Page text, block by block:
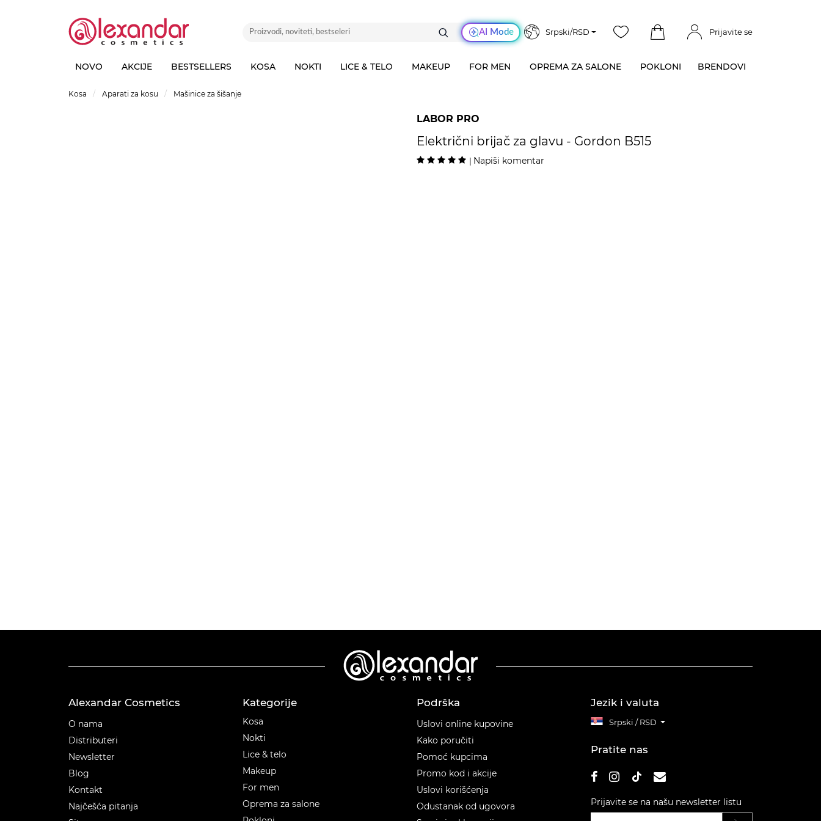
AI Mode Srpski/RSD Prijavite se
NOVO AKCIJE BESTSELLERS KOSA NOKTI LICE & TELO MAKEUP FOR MEN OPREMA ZA SALONE POKLONI BRENDOVI
Kosa Aparati za kosu Mašinice za šišanje
LABOR PRO
Električni brijač za glavu - Gordon B515
| Napiši komentar
Alexandar Cosmetics
O nama
Distributeri
Newsletter
Blog
Kontakt
Najčešća pitanja
Kategorije
Kosa
Nokti
Lice & telo
Makeup
For men
Oprema za salone
Podrška
Uslovi online kupovine
Kako poručiti
Pomoć kupcima
Promo kod i akcije
Uslovi korišćenja
Odustanak od ugovora
Jezik i valuta
Srpski / RSD
Pratite nas
Prijavite se na našu newsletter listu